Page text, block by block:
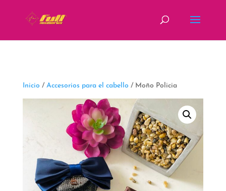
Inicio / Accesorios para el cabello / Moño Policia